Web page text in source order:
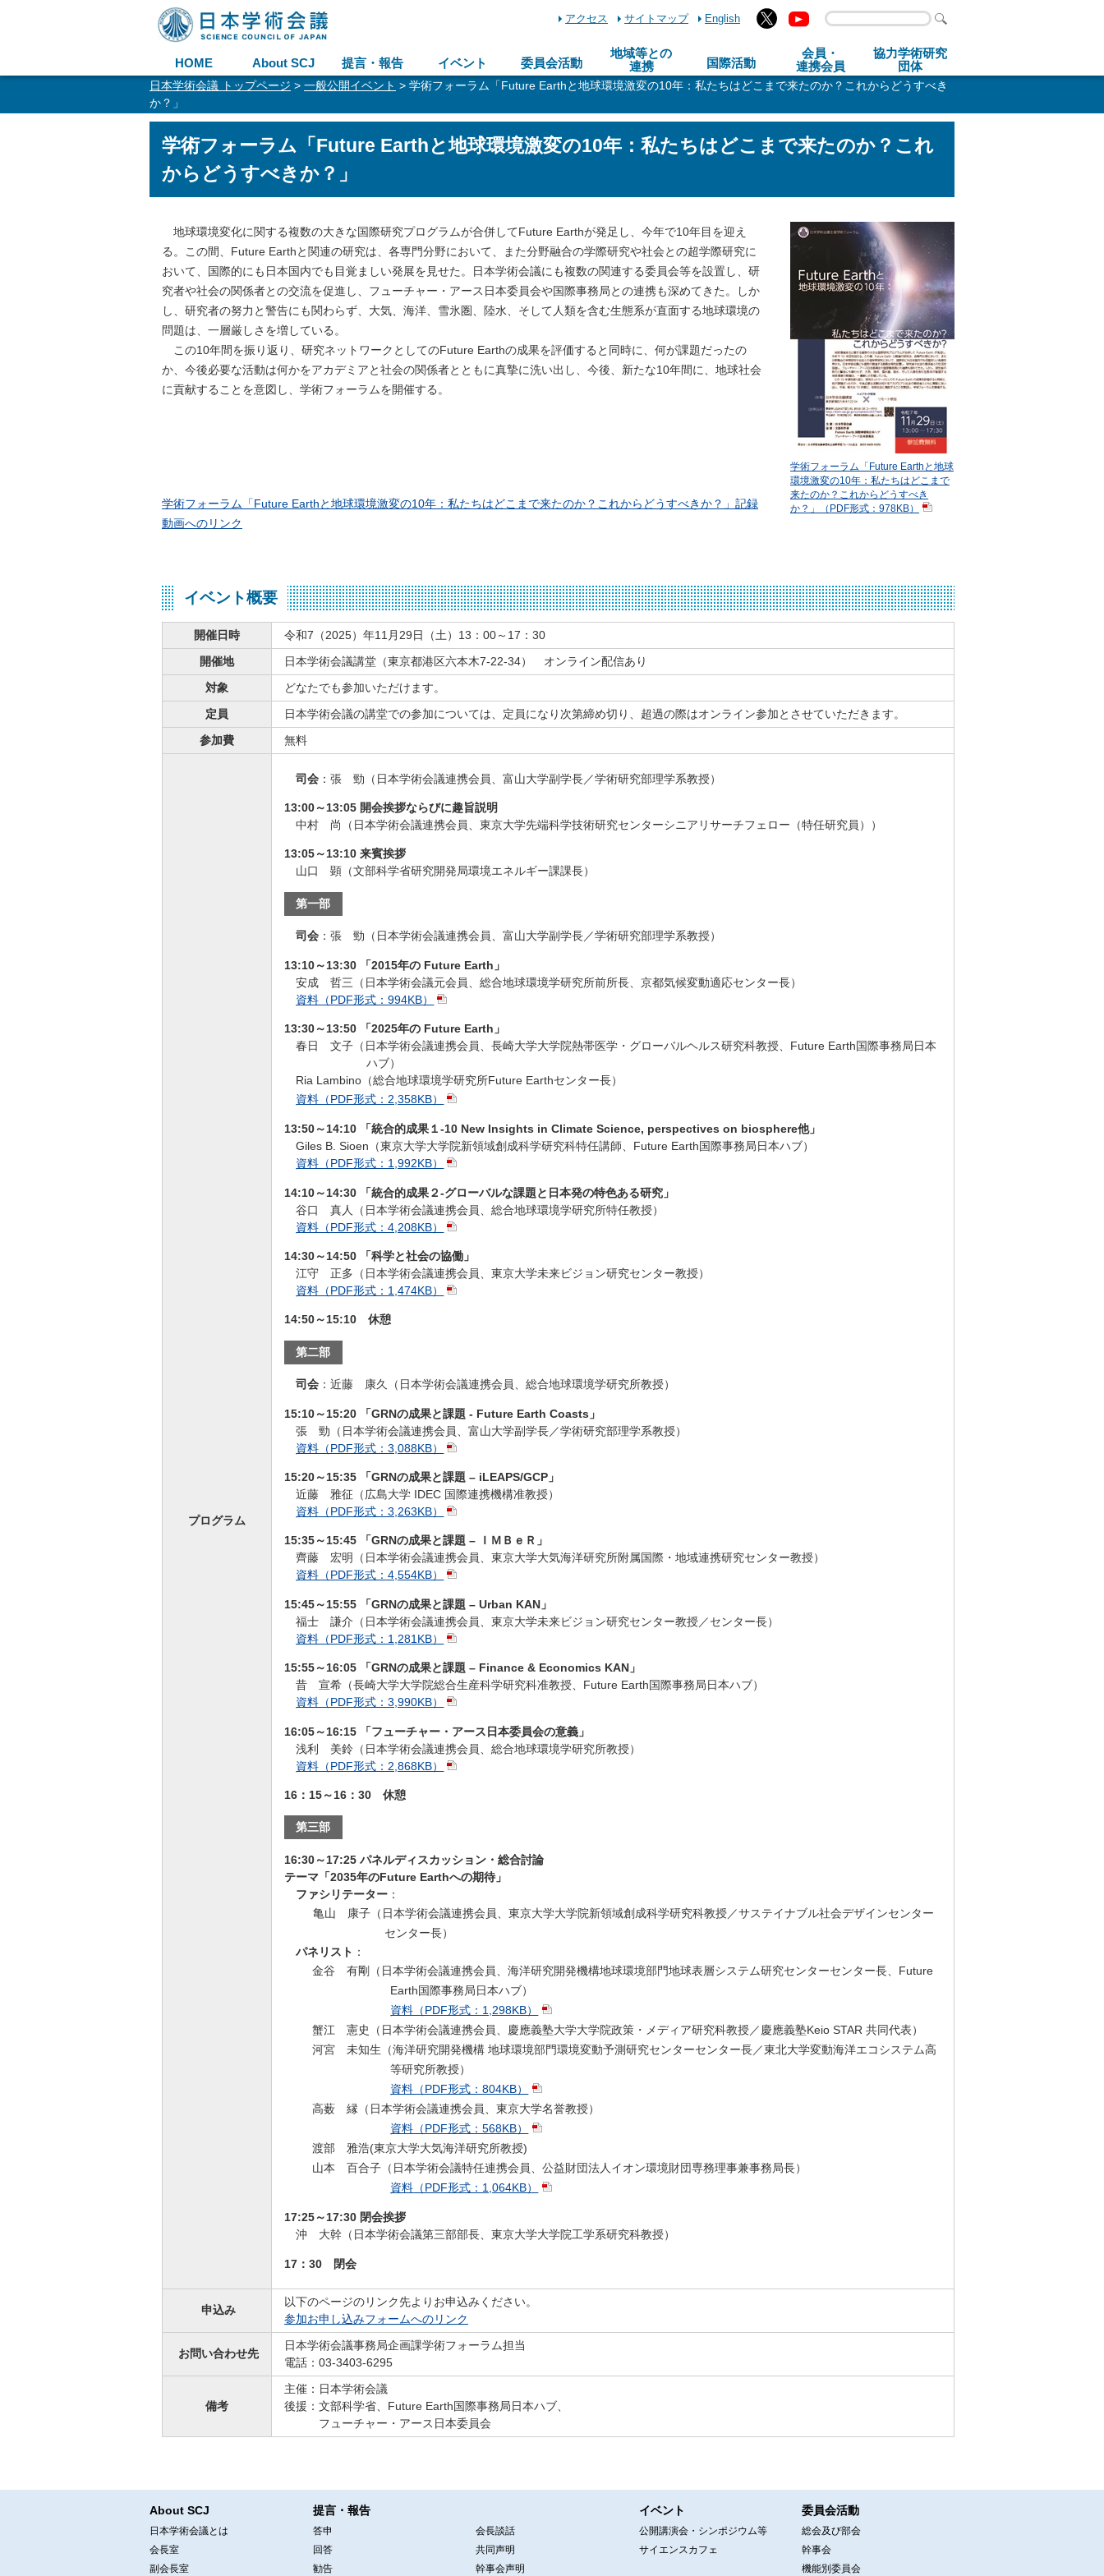
アクセス サイトマップ English
HOME About SCJ 提言・報告 イベント 委員会活動
地域等との
連携
国際活動
会員・
連携会員
協力学術研究
団体
日本学術会議 トップページ > 一般公開イベント > 学術フォーラム「Future Earthと地球環境激変の10年：私たちはどこまで来たのか？これからどうすべき
か？」
学術フォーラム「Future Earthと地球環境激変の10年：私たちはどこまで来たのか？これ
からどうすべきか？」
学術フォーラム「Future Earthと地球
環境激変の10年：私たちはどこまで
来たのか？これからどうすべき
か？」（PDF形式：978KB）
地球環境変化に関する複数の大きな国際研究プログラムが合併してFuture Earthが発足し、今年で10年目を迎え
る。この間、Future Earthと関連の研究は、各専門分野において、また分野融合の学際研究や社会との超学際研究に
おいて、国際的にも日本国内でも目覚ましい発展を見せた。日本学術会議にも複数の関連する委員会等を設置し、研
究者や社会の関係者との交流を促進し、フューチャー・アース日本委員会や国際事務局との連携も深めてきた。しか
し、研究者の努力と警告にも関わらず、大気、海洋、雪氷圏、陸水、そして人類を含む生態系が直面する地球環境の
問題は、一層厳しさを増している。
この10年間を振り返り、研究ネットワークとしてのFuture Earthの成果を評価すると同時に、何が課題だったの
か、今後必要な活動は何かをアカデミアと社会の関係者とともに真摯に洗い出し、今後、新たな10年間に、地球社会
に貢献することを意図し、学術フォーラムを開催する。
学術フォーラム「Future Earthと地球環境激変の10年：私たちはどこまで来たのか？これからどうすべきか？」記録
動画へのリンク
イベント概要
開催日時
令和7（2025）年11月29日（土）13：00～17：30
開催地
日本学術会議講堂（東京都港区六本木7-22-34） オンライン配信あり
対象
どなたでも参加いただけます。
定員
日本学術会議の講堂での参加については、定員になり次第締め切り、超過の際はオンライン参加とさせていただきます。
参加費
無料
プログラム
司会 ：張 勁（日本学術会議連携会員、富山大学副学長／学術研究部理学系教授）
13:00～13:05 開会挨拶ならびに趣旨説明
中村 尚（日本学術会議連携会員、東京大学先端科学技術研究センターシニアリサーチフェロー（特任研究員））
13:05～13:10 来賓挨拶
山口 顕（文部科学省研究開発局環境エネルギー課課長）
第一部
司会 ：張 勁（日本学術会議連携会員、富山大学副学長／学術研究部理学系教授）
13:10～13:30 「2015年の Future Earth」
安成 哲三（日本学術会議元会員、総合地球環境学研究所前所長、京都気候変動適応センター長）
資料（PDF形式：994KB）
13:30～13:50 「2025年の Future Earth」
春日 文子（日本学術会議連携会員、長崎大学大学院熱帯医学・グローバルヘルス研究科教授、Future Earth国際事務局日本
ハブ）
Ria Lambino（総合地球環境学研究所Future Earthセンター長）
資料（PDF形式：2,358KB）
13:50～14:10 「統合的成果１‐10 New Insights in Climate Science, perspectives on biosphere他」
Giles B. Sioen（東京大学大学院新領域創成科学研究科特任講師、Future Earth国際事務局日本ハブ）
資料（PDF形式：1,992KB）
14:10～14:30 「統合的成果２‐グローバルな課題と日本発の特色ある研究」
谷口 真人（日本学術会議連携会員、総合地球環境学研究所特任教授）
資料（PDF形式：4,208KB）
14:30～14:50 「科学と社会の協働」
江守 正多（日本学術会議連携会員、東京大学未来ビジョン研究センター教授）
資料（PDF形式：1,474KB）
14:50～15:10 休憩
第二部
司会 ：近藤 康久（日本学術会議連携会員、総合地球環境学研究所教授）
15:10～15:20 「GRNの成果と課題 - Future Earth Coasts」
張 勁（日本学術会議連携会員、富山大学副学長／学術研究部理学系教授）
資料（PDF形式：3,088KB）
15:20～15:35 「GRNの成果と課題 – iLEAPS/GCP」
近藤 雅征（広島大学 IDEC 国際連携機構准教授）
資料（PDF形式：3,263KB）
15:35～15:45 「GRNの成果と課題 – ＩＭＢｅＲ」
齊藤 宏明（日本学術会議連携会員、東京大学大気海洋研究所附属国際・地域連携研究センター教授）
資料（PDF形式：4,554KB）
15:45～15:55 「GRNの成果と課題 – Urban KAN」
福士 謙介（日本学術会議連携会員、東京大学未来ビジョン研究センター教授／センター長）
資料（PDF形式：1,281KB）
15:55～16:05 「GRNの成果と課題 – Finance & Economics KAN」
昔 宣希（長崎大学大学院総合生産科学研究科准教授、Future Earth国際事務局日本ハブ）
資料（PDF形式：3,990KB）
16:05～16:15 「フューチャー・アース日本委員会の意義」
浅利 美鈴（日本学術会議連携会員、総合地球環境学研究所教授）
資料（PDF形式：2,868KB）
16：15～16：30 休憩
第三部
16:30～17:25 パネルディスカッション・総合討論
テーマ「2035年のFuture Earthへの期待」
ファシリテーター ：
亀山 康子（日本学術会議連携会員、東京大学大学院新領域創成科学研究科教授／サステイナブル社会デザインセンター
センター長）
パネリスト ：
金谷 有剛（日本学術会議連携会員、海洋研究開発機構地球環境部門地球表層システム研究センターセンター長、Future
Earth国際事務局日本ハブ）
資料（PDF形式：1,298KB）
蟹江 憲史（日本学術会議連携会員、慶應義塾大学大学院政策・メディア研究科教授／慶應義塾Keio STAR 共同代表）
河宮 未知生（海洋研究開発機構 地球環境部門環境変動予測研究センターセンター長／東北大学変動海洋エコシステム高
等研究所教授）
資料（PDF形式：804KB）
高薮 縁（日本学術会議連携会員、東京大学名誉教授）
資料（PDF形式：568KB）
渡部 雅浩(東京大学大気海洋研究所教授)
山本 百合子（日本学術会議特任連携会員、公益財団法人イオン環境財団専務理事兼事務局長）
資料（PDF形式：1,064KB）
17:25～17:30 閉会挨拶
沖 大幹（日本学術会議第三部部長、東京大学大学院工学系研究科教授）
17：30 閉会
申込み
以下のページのリンク先よりお申込みください。
参加お申し込みフォームへのリンク
お問い合わせ先
日本学術会議事務局企画課学術フォーラム担当
電話：03-3403-6295
備考
主催：日本学術会議
後援：文部科学省、Future Earth国際事務局日本ハブ、
フューチャー・アース日本委員会
About SCJ
日本学術会議とは
会長室
副会長室
提言・報告
答申
回答
勧告
会長談話
共同声明
幹事会声明
イベント
公開講演会・シンポジウム等
サイエンスカフェ
委員会活動
総会及び部会
幹事会
機能別委員会